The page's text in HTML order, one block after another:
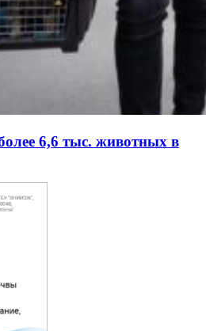
6,6 тыс. животных в